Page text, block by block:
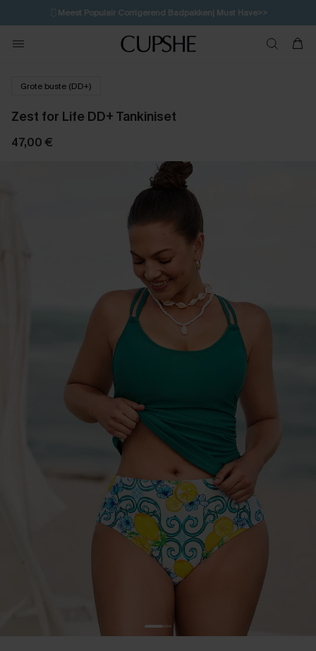
🩱Meest Populair Corrigerend Badpakken| Must Have>>
💌Abonneer je & ontvang tot 15% korting>>
Koop 3, krijg 15% korting | CODE: SW15
Grote buste (DD+)
Zest for Life DD+ Tankiniset
47,00 €